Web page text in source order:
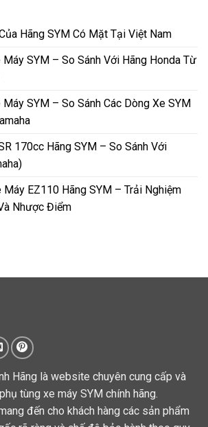
Hãng SYM Có Mặt Tại Việt Nam
Máy SYM – So Sánh Với Hãng Honda Từ
Máy SYM – So Sánh Các Dòng Xe SYM
170cc Hãng SYM – So Sánh Với
Máy EZ110 Hãng SYM – Trải Nghiệm
Nhược Điểm
Hãng là website chuyên cung cấp và
tùng xe máy SYM chính hãng.
đến cho khách hàng các sản phẩm